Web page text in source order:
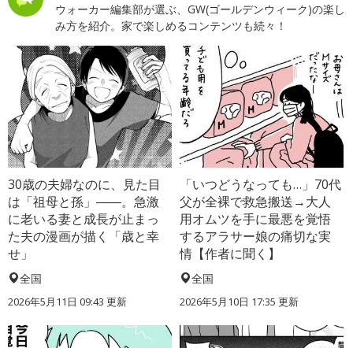
ウォーカー編集部が選ぶ、GW(ゴールデンウィーク)の楽し
み方を紹介。家で楽しめるコンテンツも続々！
30歳の夫婦なのに、見た目
は「祖母と孫」――。急激
に老いる妻と成長が止まっ
た夫の漫画が描く「歳と幸
せ」
全国
2026年5月11日 09:43 更新
「いつどうなっても…」70代
父が全裸で救急搬送→大人
用オムツを手に最悪を覚悟
するアラサー娘の痛切な実
情【作者に聞く】
全国
2026年5月10日 17:35 更新